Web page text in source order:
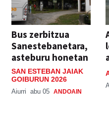
Bus zerbitzua
Sanestebanetara,
asteburu honetan
SAN ESTEBAN JAIAK
GOIBURUN 2026
Aiurri abu 05 ANDOAIN